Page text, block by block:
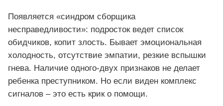
Появляется «синдром сборщика
несправедливости»: подросток ведет список
обидчиков, копит злость. Бывает эмоциональная
холодность, отсутствие эмпатии, резкие вспышки
гнева. Наличие одного-двух признаков не делает
ребенка преступником. Но если виден комплекс
сигналов – это есть крик о помощи.